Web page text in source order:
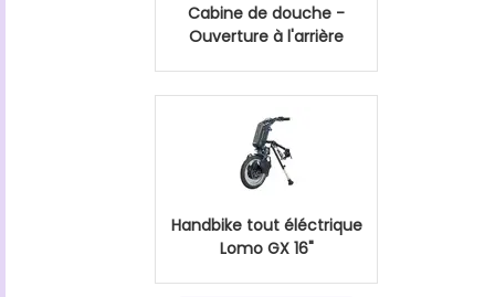
Cabine de douche -
Ouverture à l'arrière
Handbike tout éléctrique
Lomo GX 16"